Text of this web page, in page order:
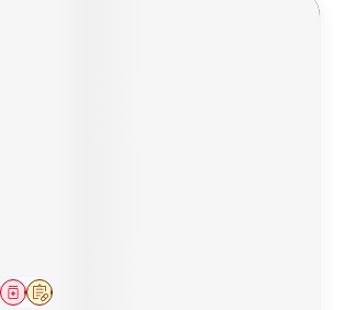
Op voorschrift
Geneesmiddel